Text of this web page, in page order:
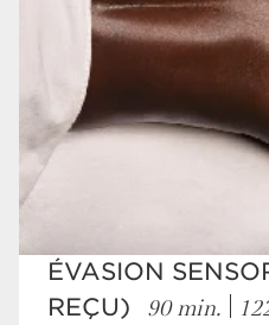
ÉVASION
REÇU)
90 min.